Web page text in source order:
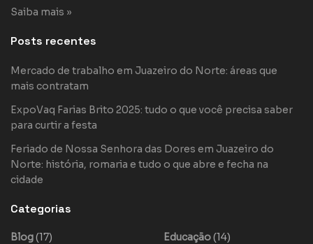
Saiba mais »
Posts recentes
Mercado de trabalho em Juazeiro do Norte: áreas que
mais contratam
ExpoVaq Farias Brito 2025: tudo o que você precisa saber
para curtir a festa
Feriado de Nossa Senhora das Dores em Juazeiro do
Norte: história, romaria e tudo o que abre e fecha na
cidade
Categorias
Blog(17)
Educação(14)